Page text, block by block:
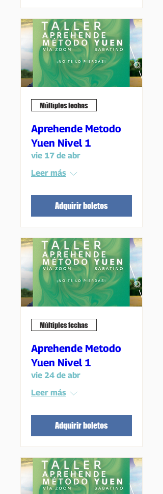
Múltiples fechas
Aprehende Metodo
Yuen Nivel 1
vie 17 de abr
Leer más
Adquirir boletos
Múltiples fechas
Aprehende Metodo
Yuen Nivel 1
vie 24 de abr
Leer más
Adquirir boletos